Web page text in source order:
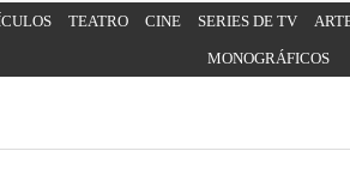
TEATRO CINE SERIES DE TV
MONOGRÁFICOS